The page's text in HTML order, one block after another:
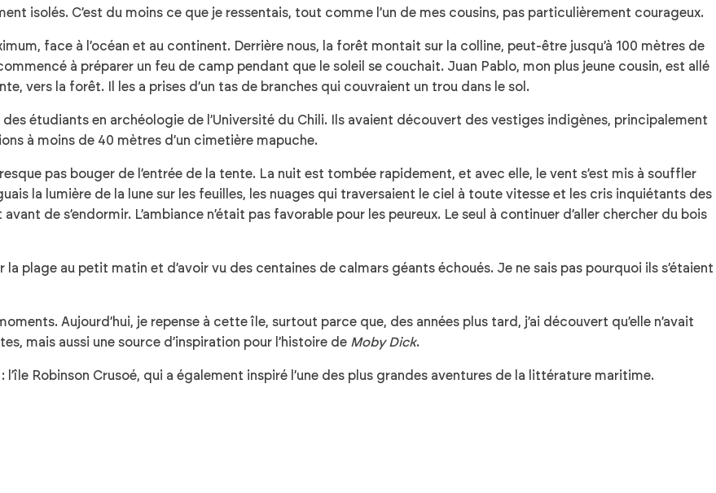
isolés. C’est du moins ce que je ressentais, tout comme l’un de mes cousins, pas particulièrement courageux.
face à l’océan et au continent. Derrière nous, la forêt montait sur la colline, peut-être jusqu’à 100 mètres de
à préparer un feu de camp pendant que le soleil se couchait. Juan Pablo, mon plus jeune cousin, est allé
vers la forêt. Il les a prises d’un tas de branches qui couvraient un trou dans le sol.
étudiants en archéologie de l’Université du Chili. Ils avaient découvert des vestiges indigènes, principalement
à moins de 40 mètres d’un cimetière mapuche.
pas bouger de l’entrée de la tente. La nuit est tombée rapidement, et avec elle, le vent s’est mis à souffler
la lumière de la lune sur les feuilles, les nuages qui traversaient le ciel à toute vitesse et les cris inquiétants des
de s’endormir. L’ambiance n’était pas favorable pour les peureux. Le seul à continuer d’aller chercher du bois
plage au petit matin et d’avoir vu des centaines de calmars géants échoués. Je ne sais pas pourquoi ils s’étaient
Aujourd’hui, je repense à cette île, surtout parce que, des années plus tard, j’ai découvert qu’elle n’avait
mais aussi une source d’inspiration pour l’histoire de Moby Dick.
l’île Robinson Crusoé, qui a également inspiré l’une des plus grandes aventures de la littérature maritime.